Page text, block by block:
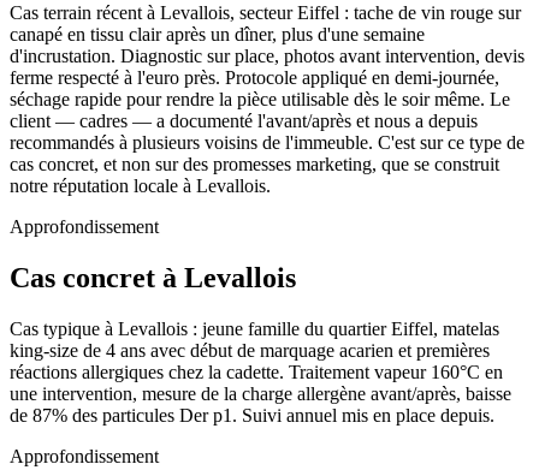
Cas terrain récent à Levallois, secteur Eiffel : tache de vin rouge sur
canapé en tissu clair après un dîner, plus d'une semaine
d'incrustation. Diagnostic sur place, photos avant intervention, devis
ferme respecté à l'euro près. Protocole appliqué en demi-journée,
séchage rapide pour rendre la pièce utilisable dès le soir même. Le
client — cadres — a documenté l'avant/après et nous a depuis
recommandés à plusieurs voisins de l'immeuble. C'est sur ce type de
cas concret, et non sur des promesses marketing, que se construit
notre réputation locale à Levallois.
Approfondissement
Cas concret à Levallois
Cas typique à Levallois : jeune famille du quartier Eiffel, matelas
king-size de 4 ans avec début de marquage acarien et premières
réactions allergiques chez la cadette. Traitement vapeur 160°C en
une intervention, mesure de la charge allergène avant/après, baisse
de 87% des particules Der p1. Suivi annuel mis en place depuis.
Approfondissement